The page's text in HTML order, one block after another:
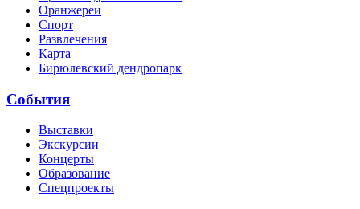
Оранжереи
Спорт
Развлечения
Карта
Бирюлевский дендропарк
События
Выставки
Экскурсии
Концерты
Образование
Спецпроекты